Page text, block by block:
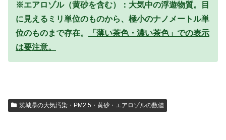
※エアロゾル（黄砂を含む）：大気中の浮遊物質。目
に見えるミリ単位のものから、極小のナノメートル単
位のものまで存在。
「薄い茶色・濃い茶色」での表示
は要注意。
茨城県の大気汚染・PM2.5・黄砂・エアロゾルの数値